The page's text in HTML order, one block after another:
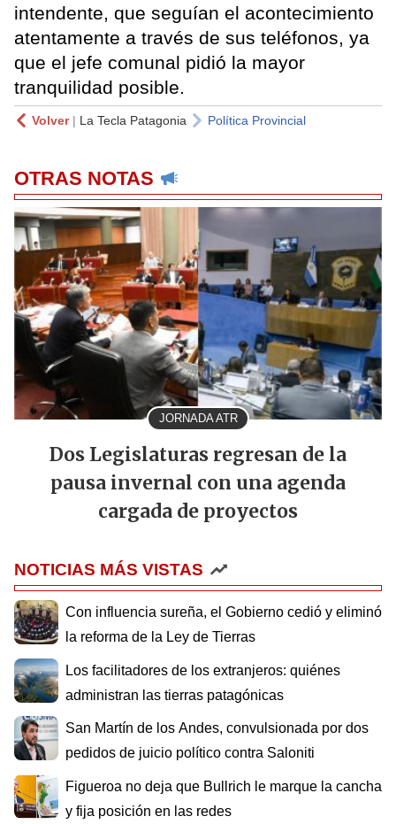
intendente, que seguían el acontecimiento
atentamente a través de sus teléfonos, ya
que el jefe comunal pidió la mayor
tranquilidad posible.
Volver| La Tecla Patagonia Política Provincial
OTRAS NOTAS
JORNADA ATR
Dos Legislaturas regresan de la
pausa invernal con una agenda
cargada de proyectos
NOTICIAS MÁS VISTAS
Con influencia sureña, el Gobierno cedió y eliminó
la reforma de la Ley de Tierras
Los facilitadores de los extranjeros: quiénes
administran las tierras patagónicas
San Martín de los Andes, convulsionada por dos
pedidos de juicio político contra Saloniti
Figueroa no deja que Bullrich le marque la cancha
y fija posición en las redes